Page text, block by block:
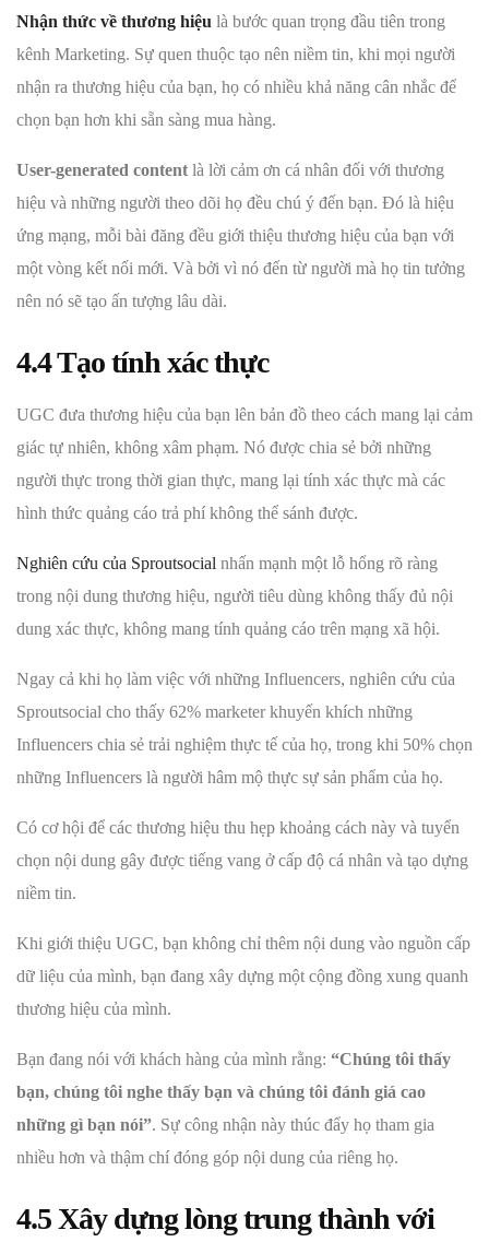
Nhận thức về thương hiệu là bước quan trọng đầu tiên trong
kênh Marketing. Sự quen thuộc tạo nên niềm tin, khi mọi người
nhận ra thương hiệu của bạn, họ có nhiều khả năng cân nhắc để
chọn bạn hơn khi sẵn sàng mua hàng.
User-generated content là lời cảm ơn cá nhân đối với thương
hiệu và những người theo dõi họ đều chú ý đến bạn. Đó là hiệu
ứng mạng, mỗi bài đăng đều giới thiệu thương hiệu của bạn với
một vòng kết nối mới. Và bởi vì nó đến từ người mà họ tin tưởng
nên nó sẽ tạo ấn tượng lâu dài.
4.4 Tạo tính xác thực
UGC đưa thương hiệu của bạn lên bản đồ theo cách mang lại cảm
giác tự nhiên, không xâm phạm. Nó được chia sẻ bởi những
người thực trong thời gian thực, mang lại tính xác thực mà các
hình thức quảng cáo trả phí không thể sánh được.
Nghiên cứu của Sproutsocial nhấn mạnh một lỗ hổng rõ ràng
trong nội dung thương hiệu, người tiêu dùng không thấy đủ nội
dung xác thực, không mang tính quảng cáo trên mạng xã hội.
Ngay cả khi họ làm việc với những Influencers, nghiên cứu của
Sproutsocial cho thấy 62% marketer khuyến khích những
Influencers chia sẻ trải nghiệm thực tế của họ, trong khi 50% chọn
những Influencers là người hâm mộ thực sự sản phẩm của họ.
Có cơ hội để các thương hiệu thu hẹp khoảng cách này và tuyển
chọn nội dung gây được tiếng vang ở cấp độ cá nhân và tạo dựng
niềm tin.
Khi giới thiệu UGC, bạn không chỉ thêm nội dung vào nguồn cấp
dữ liệu của mình, bạn đang xây dựng một cộng đồng xung quanh
thương hiệu của mình.
Bạn đang nói với khách hàng của mình rằng: “Chúng tôi thấy
bạn, chúng tôi nghe thấy bạn và chúng tôi đánh giá cao
những gì bạn nói”. Sự công nhận này thúc đẩy họ tham gia
nhiều hơn và thậm chí đóng góp nội dung của riêng họ.
4.5 Xây dựng lòng trung thành với